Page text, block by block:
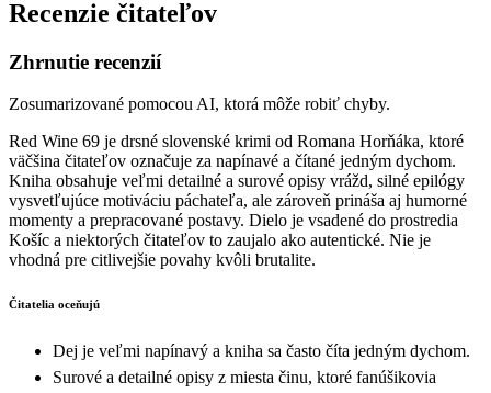
Recenzie čitateľov
Zhrnutie recenzií
Zosumarizované pomocou AI, ktorá môže robiť chyby.
Red Wine 69 je drsné slovenské krimi od Romana Horňáka, ktoré
väčšina čitateľov označuje za napínavé a čítané jedným dychom.
Kniha obsahuje veľmi detailné a surové opisy vrážd, silné epilógy
vysvetľujúce motiváciu páchateľa, ale zároveň prináša aj humorné
momenty a prepracované postavy. Dielo je vsadené do prostredia
Košíc a niektorých čitateľov to zaujalo ako autentické. Nie je
vhodná pre citlivejšie povahy kvôli brutalite.
Čitatelia oceňujú
Dej je veľmi napínavý a kniha sa často číta jedným dychom.
Surové a detailné opisy z miesta činu, ktoré fanúšikovia